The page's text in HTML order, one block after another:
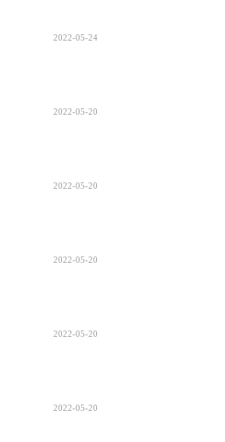
2022-05-24
2022-05-20
2022-05-20
2022-05-20
2022-05-20
2022-05-20